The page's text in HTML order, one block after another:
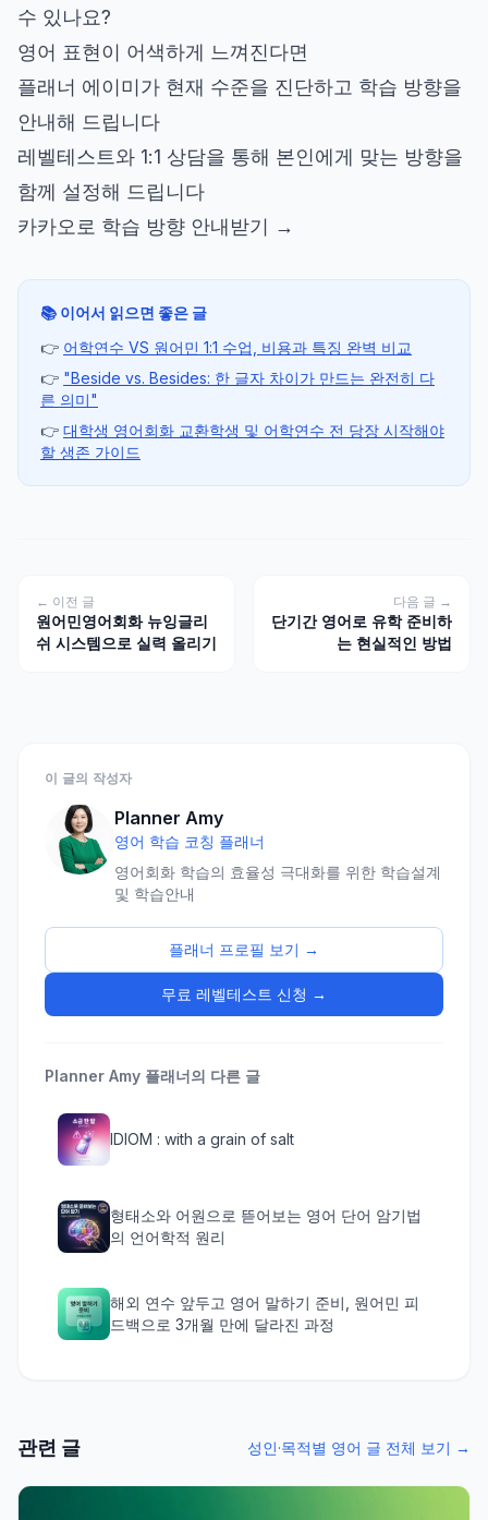
수 있나요?
영어 표현이 어색하게 느껴진다면
플래너 에이미가 현재 수준을 진단하고 학습 방향을
안내해 드립니다
레벨테스트와 1:1 상담을 통해 본인에게 맞는 방향을
함께 설정해 드립니다
카카오로 학습 방향 안내받기 →
📚 이어서 읽으면 좋은 글
👉 어학연수 VS 원어민 1:1 수업, 비용과 특징 완벽 비교
👉 "Beside vs. Besides: 한 글자 차이가 만드는 완전히 다
른 의미"
👉 대학생 영어회화 교환학생 및 어학연수 전 당장 시작해야
할 생존 가이드
← 이전 글
원어민영어회화 뉴잉글리
쉬 시스템으로 실력 올리기
다음 글 →
단기간 영어로 유학 준비하
는 현실적인 방법
이 글의 작성자
Planner Amy
영어 학습 코칭 플래너
영어회화 학습의 효율성 극대화를 위한 학습설계
및 학습안내
플래너 프로필 보기 →
무료 레벨테스트 신청 →
Planner Amy 플래너의 다른 글
IDIOM : with a grain of salt
형태소와 어원으로 뜯어보는 영어 단어 암기법
의 언어학적 원리
해외 연수 앞두고 영어 말하기 준비, 원어민 피
드백으로 3개월 만에 달라진 과정
관련 글 성인·목적별 영어 글 전체 보기 →